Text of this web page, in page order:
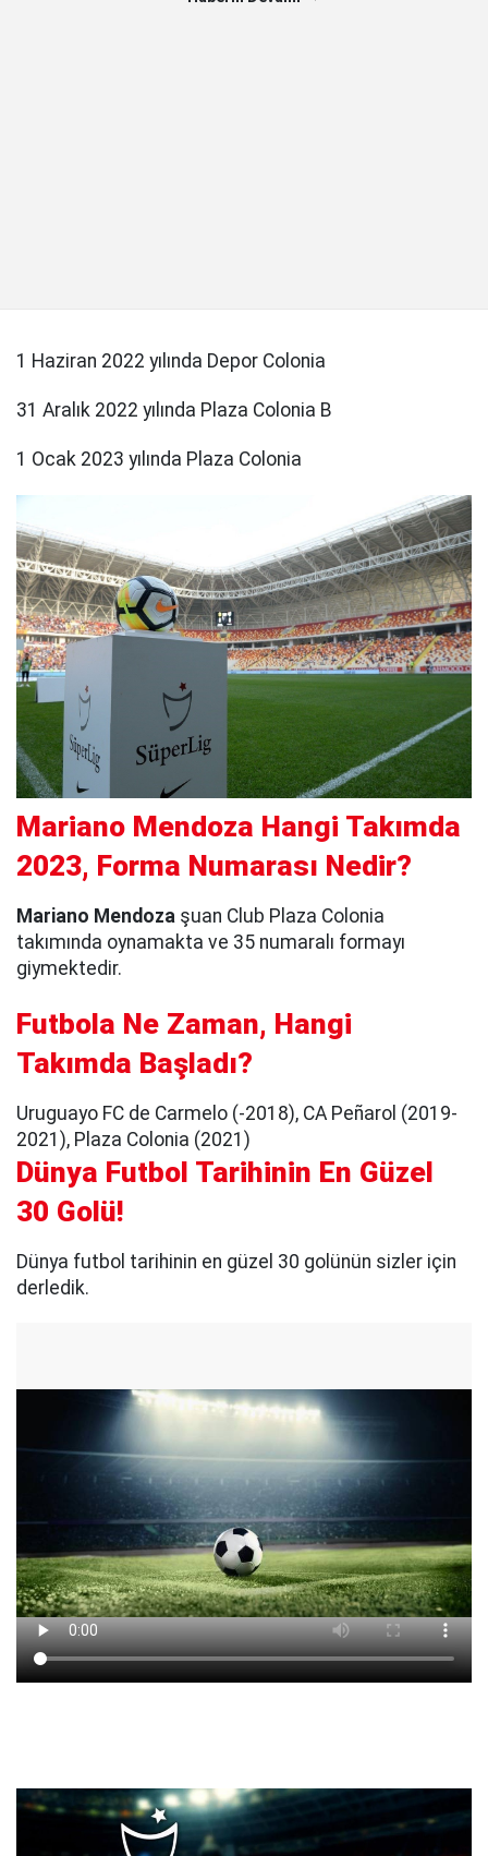
1 Haziran 2022 yılında Depor Colonia
31 Aralık 2022 yılında Plaza Colonia B
1 Ocak 2023 yılında Plaza Colonia
Mariano Mendoza Hangi Takımda
2023, Forma Numarası Nedir?
Mariano Mendoza şuan Club Plaza Colonia
takımında oynamakta ve 35 numaralı formayı
giymektedir.
Futbola Ne Zaman, Hangi
Takımda Başladı?
Uruguayo FC de Carmelo (-2018), CA Peñarol (2019-
2021), Plaza Colonia (2021)
Dünya Futbol Tarihinin En Güzel
30 Golü!
Dünya futbol tarihinin en güzel 30 golünün sizler için
derledik.